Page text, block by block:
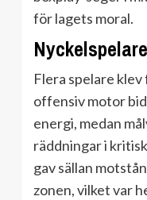
för lagets moral.
Nyckelspelare
Flera spelare
offensiv motor
energi, medan
räddningar i
gav sällan
zonen, vilket var